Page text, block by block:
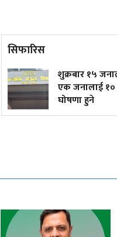
सिफारिस
शुक्रबार १५
एक जनालाई
घोषणा हुने